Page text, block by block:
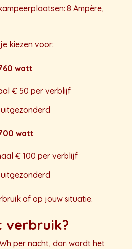
8 Ampère,
kiezen voor:
watt
€ 50 per verblijf
watt
€ 100 per verblijf
af op jouw situatie.
verbruik?
per nacht, dan wordt het